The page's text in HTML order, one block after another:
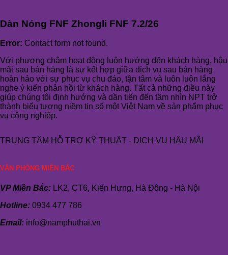
Dàn Nóng FNF Zhongli FNF 7.2/26
Error: Contact form not found.
Với phương châm hoạt động luôn hướng đến khách hàng, hậu
mãi sau bán hàng là sự kết hợp giữa dịch vụ sau bán hàng
hoàn hảo với sự phục vụ chu đáo, tận tâm và luôn luôn lắng
nghe ý kiến phản hồi từ khách hàng. Tất cả những điều này
giúp chúng tôi định hướng và dần tiến đến tầm nhìn NPT trở
thành biểu tượng niềm tin số một Việt Nam về sản phẩm phục
vụ công nghiệp.
TRUNG TÂM HỖ TRỢ KỸ THUẬT - DỊCH VỤ HẬU MÃI
VĂN PHÒNG MIỀN BẮC
VP Miền Bắc: LK2, CT6, Kiến Hưng, Hà Đông - Hà Nội
Hotline: 0934 477 786
Email: info@namphuthai.vn